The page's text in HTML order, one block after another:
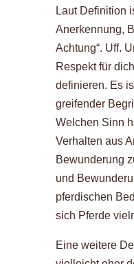
Laut Definition
Anerkennung,
Achtung“. Uff.
Respekt für
definieren. Es
greifender
Welchen Sinn
Verhalten aus
Bewunderung
und
pferdischen
sich Pferde
Eine weitere